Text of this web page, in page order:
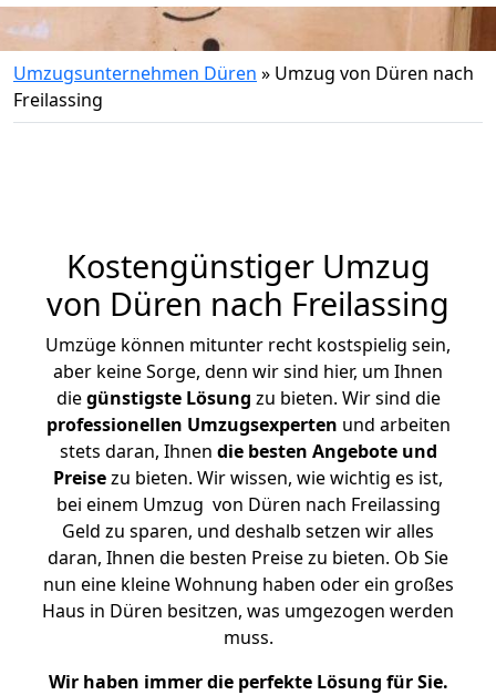
Umzugsunternehmen Düren » Umzug von Düren nach
Freilassing
Kostengünstiger Umzug
von Düren nach Freilassing
Umzüge können mitunter recht kostspielig sein,
aber keine Sorge, denn wir sind hier, um Ihnen
diegünstigste Lösung zu bieten. Wir sind die
professionellen Umzugsexperten und arbeiten
stets daran, Ihnen die besten Angebote und
Preisezu bieten. Wir wissen, wie wichtig es ist,
bei einem Umzug von Düren nach Freilassing
Geld zu sparen, und deshalb setzen wir alles
daran, Ihnen die besten Preise zu bieten. Ob Sie
nun eine kleine Wohnung haben oder ein großes
Haus in Düren besitzen, was umgezogen werden
muss.
Wir haben immer die perfekte Lösung für Sie.